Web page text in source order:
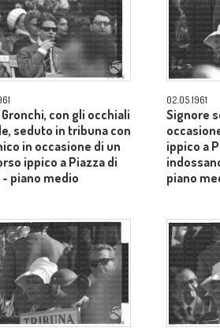
Gronchi, con gli occhiali
seduto in tribuna con
in occasione di un
ippico a Piazza di
- piano medio
02.05.1961
Signore
ippico a
piano